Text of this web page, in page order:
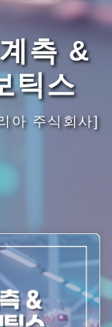
측 &
틱스
아 주식회사]